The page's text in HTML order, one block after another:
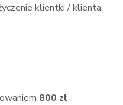
klientki / klienta.
800 zł